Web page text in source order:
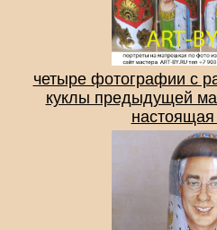
четыре фотографии с
куклы предыдущей